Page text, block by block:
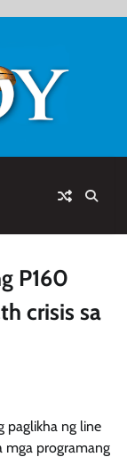
P160
crisis sa
paglikha ng line
mga programang